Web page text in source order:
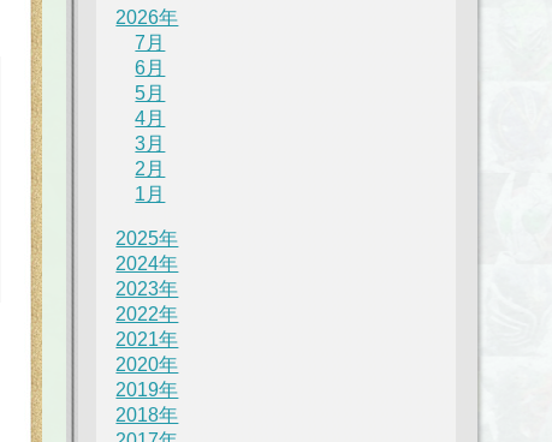
2026年
7月
6月
5月
4月
3月
2月
1月
2025年
2024年
2023年
2022年
2021年
2020年
2019年
2018年